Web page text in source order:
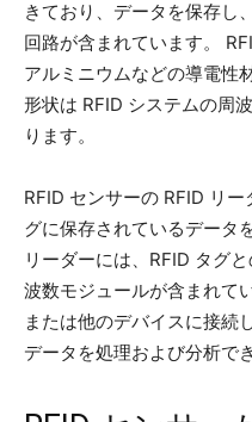
きており、データを保存し
回路が含まれています。
アルミニウムなどの導電性
形状は RFID システムの周
ります。
RFID センサーの RFID リ
グに保存されているデータ
リーダーには、RFID タグ
波数モジュールが含まれて
または他のデバイスに接続
データを処理および分析で